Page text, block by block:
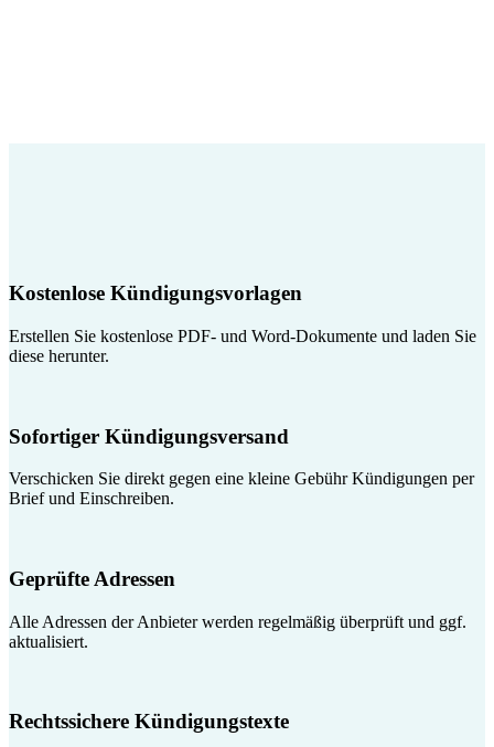
Kostenlose Kündigungsvorlagen
Erstellen Sie kostenlose PDF- und Word-Dokumente und laden Sie
diese herunter.
Sofortiger Kündigungsversand
Verschicken Sie direkt gegen eine kleine Gebühr Kündigungen per
Brief und Einschreiben.
Geprüfte Adressen
Alle Adressen der Anbieter werden regelmäßig überprüft und ggf.
aktualisiert.
Rechtssichere Kündigungstexte